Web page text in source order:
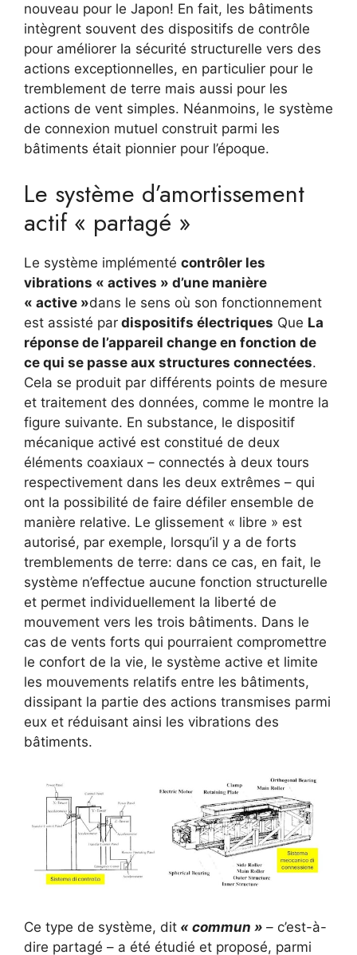
nouveau pour le Japon! En fait, les bâtiments
intègrent souvent des dispositifs de contrôle
pour améliorer la sécurité structurelle vers des
actions exceptionnelles, en particulier pour le
tremblement de terre mais aussi pour les
actions de vent simples. Néanmoins, le système
de connexion mutuel construit parmi les
bâtiments était pionnier pour l’époque.
Le système d’amortissement
actif « partagé »
Le système implémenté contrôler les
vibrations « actives » d’une manière
« active »dans le sens où son fonctionnement
est assisté par dispositifs électriques Que La
réponse de l’appareil change en fonction de
ce qui se passe aux structures connectées.
Cela se produit par différents points de mesure
et traitement des données, comme le montre la
figure suivante. En substance, le dispositif
mécanique activé est constitué de deux
éléments coaxiaux – connectés à deux tours
respectivement dans les deux extrêmes – qui
ont la possibilité de faire défiler ensemble de
manière relative. Le glissement « libre » est
autorisé, par exemple, lorsqu’il y a de forts
tremblements de terre: dans ce cas, en fait, le
système n’effectue aucune fonction structurelle
et permet individuellement la liberté de
mouvement vers les trois bâtiments. Dans le
cas de vents forts qui pourraient compromettre
le confort de la vie, le système active et limite
les mouvements relatifs entre les bâtiments,
dissipant la partie des actions transmises parmi
eux et réduisant ainsi les vibrations des
bâtiments.
Ce type de système, dit « commun » – c’est-à-
dire partagé – a été étudié et proposé, parmi